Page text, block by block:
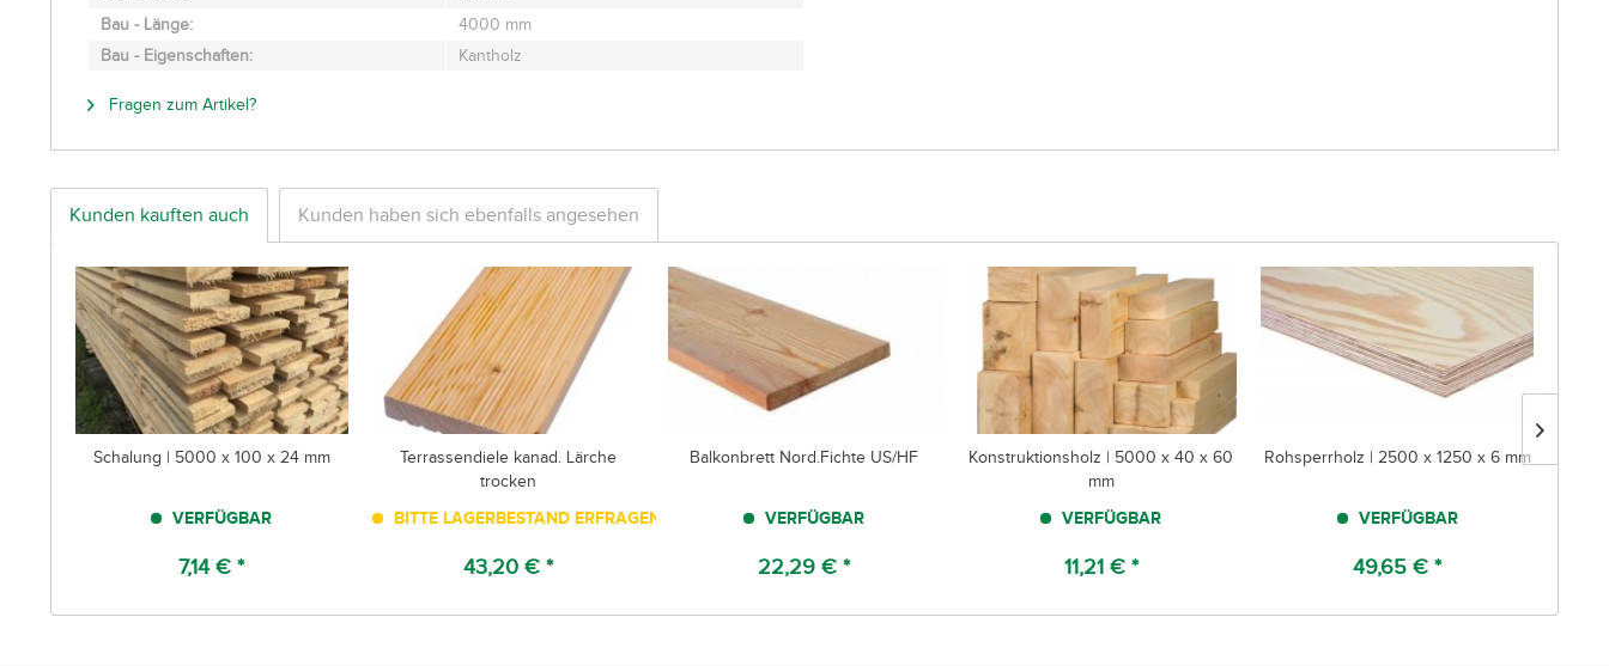
Bau - Länge:
4000 mm
Bau - Eigenschaften:
Kantholz
Fragen zum Artikel?
Kunden kauften auch Kunden haben sich ebenfalls angesehen
Schalung | 5000 x 100 x 24 mm
VERFÜGBAR
7,14 € *
Terrassendiele kanad. Lärche
trocken
BITTE LAGERBESTAND ERFRAGEN!
43,20 € *
Balkonbrett Nord.Fichte US/HF
VERFÜGBAR
22,29 € *
Konstruktionsholz | 5000 x 40 x 60
mm
VERFÜGBAR
11,21 € *
Rohsperrholz | 2500 x 1250 x 6 mm
VERFÜGBAR
49,65 € *